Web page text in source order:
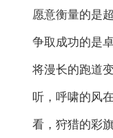
愿意衡量的是
争取成功的是
将漫长的跑道
听，呼啸的风
看，狩猎的彩